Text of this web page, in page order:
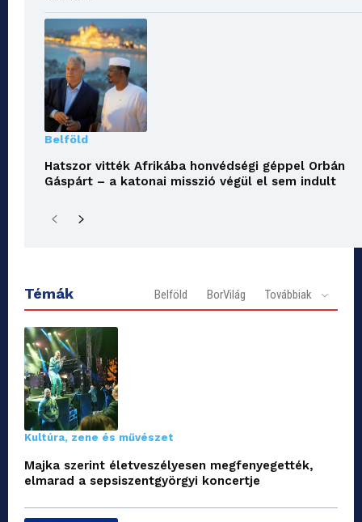
Belföld
Hatszor vitték Afrikába honvédségi géppel Orbán
Gáspárt – a katonai misszió végül el sem indult
Témák Belföld BorVilág Továbbiak
Kultúra, zene és művészet
Majka szerint életveszélyesen megfenyegették,
elmarad a sepsiszentgyörgyi koncertje